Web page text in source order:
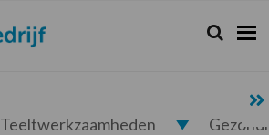
Zoeken...
Zoek
Teeltwerkzaamheden